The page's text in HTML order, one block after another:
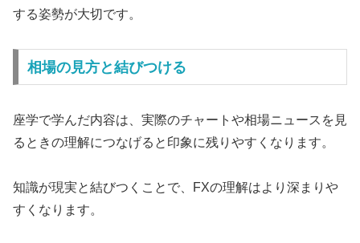
する姿勢が大切です。
相場の見方と結びつける
座学で学んだ内容は、実際のチャートや相場ニュースを見
るときの理解につなげると印象に残りやすくなります。
知識が現実と結びつくことで、FXの理解はより深まりや
すくなります。